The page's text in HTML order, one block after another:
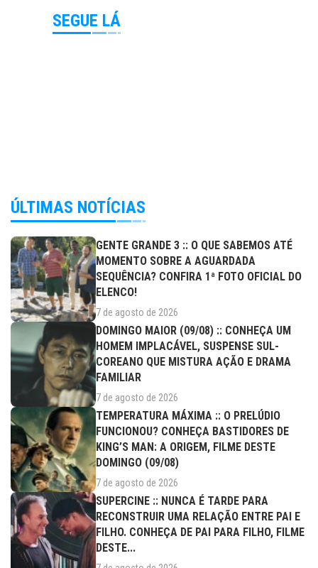
SEGUE LÁ
ÚLTIMAS NOTÍCIAS
GENTE GRANDE 3 :: O QUE SABEMOS ATÉ
MOMENTO SOBRE A AGUARDADA
SEQUÊNCIA? CONFIRA 1ª FOTO OFICIAL DO
ELENCO!
7 de agosto de 2026
DOMINGO MAIOR (09/08) :: CONHEÇA UM
HOMEM IMPLACÁVEL, SUSPENSE SUL-
COREANO QUE MISTURA AÇÃO E DRAMA
FAMILIAR
7 de agosto de 2026
TEMPERATURA MÁXIMA :: O PRELÚDIO
FUNCIONOU? CONHEÇA BASTIDORES DE
KING’S MAN: A ORIGEM, FILME DESTE
DOMINGO (09/08)
7 de agosto de 2026
SUPERCINE :: NUNCA É TARDE PARA
RECONSTRUIR UMA RELAÇÃO ENTRE PAI E
FILHO. CONHEÇA DE PAI PARA FILHO, FILME
DESTE...